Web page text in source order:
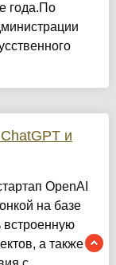
года.По
и
OpenAI
на базе
встроенную
а также